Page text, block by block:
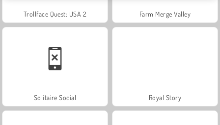
Trollface Quest: USA 2 Farm Merge Valley
Solitaire Social Royal Story